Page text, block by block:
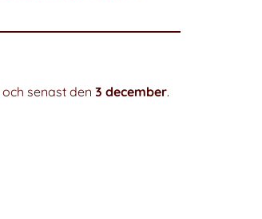
och senast den 3 december.